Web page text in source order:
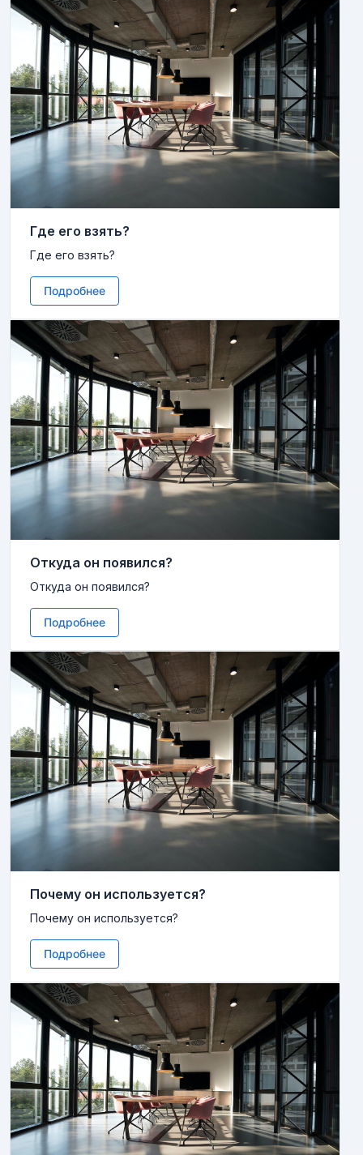
Где его взять?
Где его взять?
Подробнее
Откуда он появился?
Откуда он появился?
Подробнее
Почему он используется?
Почему он используется?
Подробнее